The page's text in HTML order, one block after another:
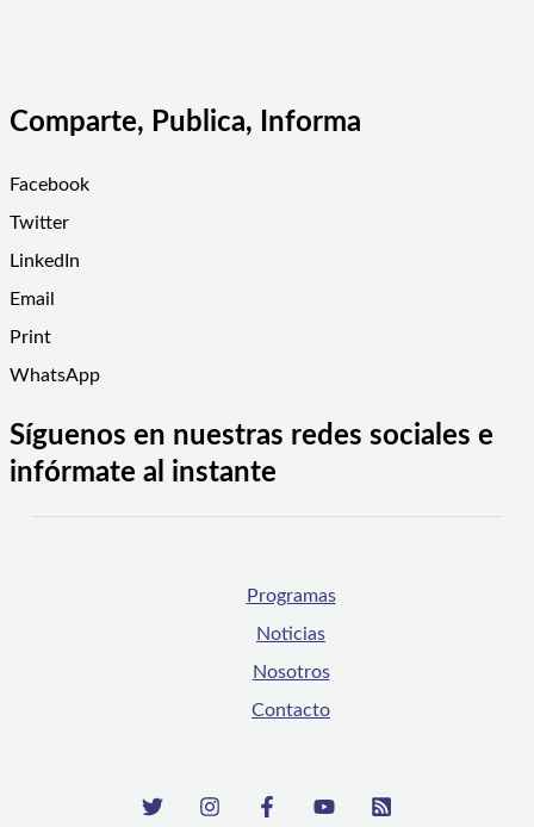
Comparte, Publica, Informa
Facebook
Twitter
LinkedIn
Email
Print
WhatsApp
Síguenos en nuestras redes sociales e
infórmate al instante
Programas
Noticias
Nosotros
Contacto